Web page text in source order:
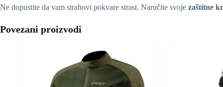
Ne dopustite da vam strahovi pokvare strast. Naručite svoje zaštitne
Povezani proizvodi